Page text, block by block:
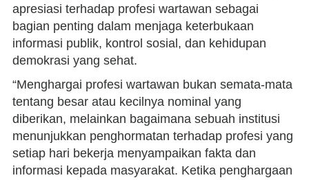
apresiasi terhadap profesi wartawan sebagai
bagian penting dalam menjaga keterbukaan
informasi publik, kontrol sosial, dan kehidupan
demokrasi yang sehat.
“Menghargai profesi wartawan bukan semata-mata
tentang besar atau kecilnya nominal yang
diberikan, melainkan bagaimana sebuah institusi
menunjukkan penghormatan terhadap profesi yang
setiap hari bekerja menyampaikan fakta dan
informasi kepada masyarakat. Ketika penghargaan